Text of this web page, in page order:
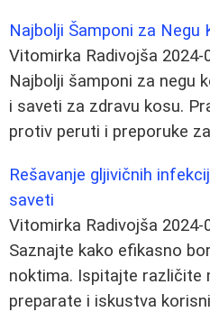
Najbolji Šamponi za Negu
Vitomirka Radivojša 2024-
Najbolji šamponi za negu
i saveti za zdravu kosu.
protiv peruti i preporuke
Rešavanje gljivičnih
saveti
Vitomirka Radivojša 2024-
Saznajte kako efikasno
noktima. Ispitajte različite
preparate i iskustva